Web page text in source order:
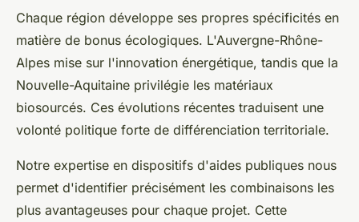
Chaque région développe ses propres spécificités en
matière de bonus écologiques. L'Auvergne-Rhône-
Alpes mise sur l'innovation énergétique, tandis que la
Nouvelle-Aquitaine privilégie les matériaux
biosourcés. Ces évolutions récentes traduisent une
volonté politique forte de différenciation territoriale.
Notre expertise en dispositifs d'aides publiques nous
permet d'identifier précisément les combinaisons les
plus avantageuses pour chaque projet. Cette